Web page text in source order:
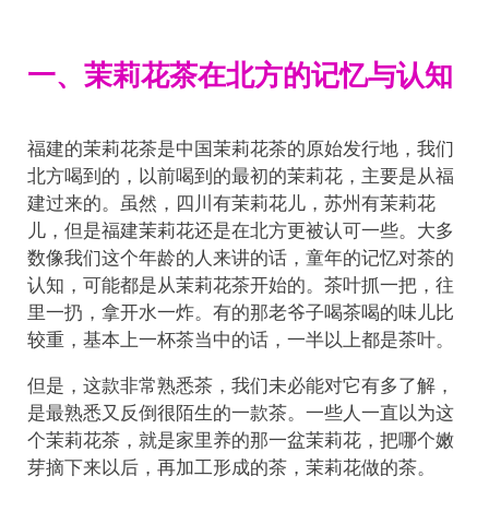
一、茉莉花茶在北方的记忆与认知
福建的茉莉花茶是中国茉莉花茶的原始发行地，我们
北方喝到的，以前喝到的最初的茉莉花，主要是从福
建过来的。虽然，四川有茉莉花儿，苏州有茉莉花
儿，但是福建茉莉花还是在北方更被认可一些。大多
数像我们这个年龄的人来讲的话，童年的记忆对茶的
认知，可能都是从茉莉花茶开始的。茶叶抓一把，往
里一扔，拿开水一炸。有的那老爷子喝茶喝的味儿比
较重，基本上一杯茶当中的话，一半以上都是茶叶。
但是，这款非常熟悉茶，我们未必能对它有多了解，
是最熟悉又反倒很陌生的一款茶。一些人一直以为这
个茉莉花茶，就是家里养的那一盆茉莉花，把哪个嫩
芽摘下来以后，再加工形成的茶，茉莉花做的茶。